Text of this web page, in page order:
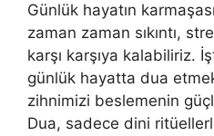
Günlük hayatın
zaman zaman sıkıntı,
karşı karşıya kalabiliriz.
günlük hayatta dua
zihnimizi beslemenin
Dua, sadece dini